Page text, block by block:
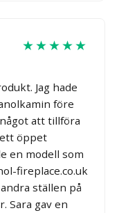
★★★★★
Jag hade
före
att tillföra
öppet
en modell som
fireplace.co.uk
ställen på
Sara gav en